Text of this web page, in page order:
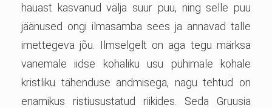
hauast kasvanud välja suur puu, ning selle puu
jäänused ongi ilmasamba sees ja annavad talle
imettegeva jõu. Ilmselgelt on aga tegu märksa
vanemale iidse kohaliku usu pühimale kohale
kristliku tähenduse andmisega, nagu tehtud on
enamikus ristiusustatud riikides. Seda Gruusia